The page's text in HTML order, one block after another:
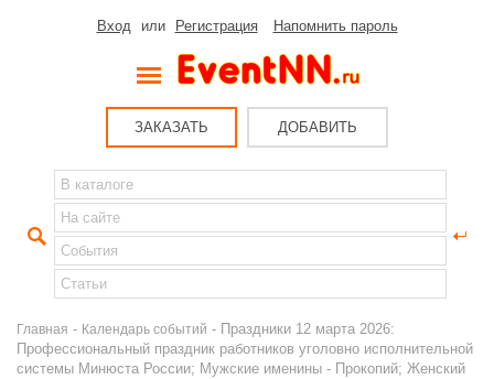
Вход или Регистрация Напомнить пароль
ЗАКАЗАТЬ ДОБАВИТЬ
Главная - Календарь событий - Праздники 12 марта 2026:
Профессиональный праздник работников уголовно исполнительной
системы Минюста России; Мужские именины - Прокопий; Женский